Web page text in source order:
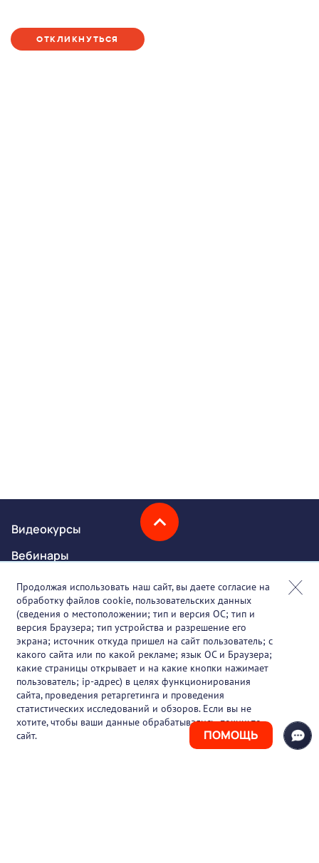
ПОМОЩЬ
ОТКЛИКНУТЬСЯ
Видеокурсы
Вебинары
Онлайн-события
Партнеры
О проекте
Вакансии
Блог
Контакты
Продолжая использовать наш сайт, вы даете согласие на
обработку файлов cookie, пользовательских данных
(сведения о местоположении; тип и версия ОС; тип и
версия Браузера; тип устройства и разрешение его
экрана; источник откуда пришел на сайт пользователь; с
какого сайта или по какой рекламе; язык ОС и Браузера;
какие страницы открывает и на какие кнопки нажимает
пользователь; ip-адрес) в целях функционирования
сайта, проведения ретаргетинга и проведения
статистических исследований и обзоров. Если вы не
хотите, чтобы ваши данные обрабатывались, покиньте
сайт.